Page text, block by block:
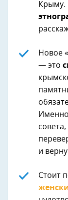
Крыму.
Новое
— это
Именно
и
Стоит